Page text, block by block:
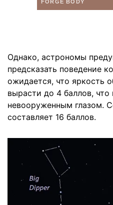
Однако, астрономы
предсказать поведение
ожидается, что яркость
вырасти до 4 баллов,
невооруженным глазом.
составляет 16 баллов.